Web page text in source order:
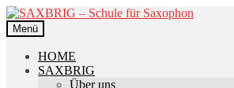
Zur
Navigation
springen
Zum
Inhalt
springen
Menü
HOME
SAXBRIG
Über uns